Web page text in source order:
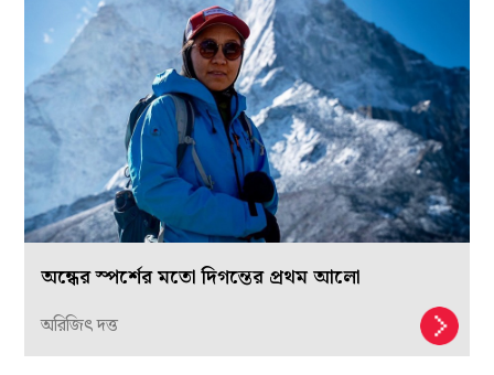
অন্ধের স্পর্শের মতো দিগন্তের প্রথম আলো
অরিজিৎ দত্ত